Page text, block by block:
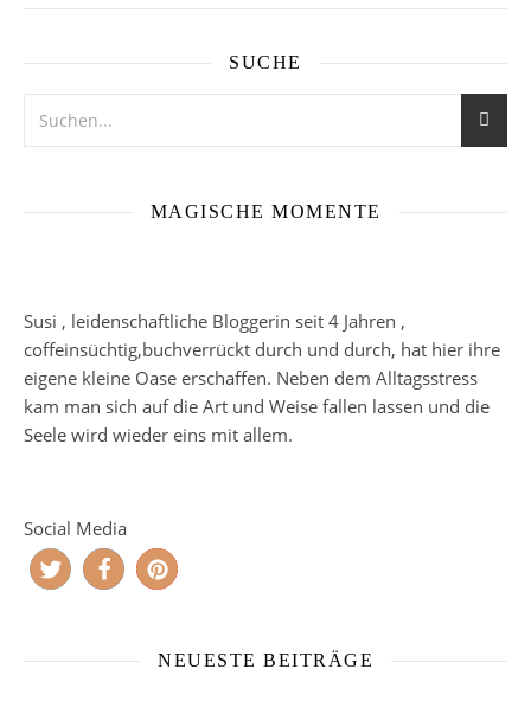
SUCHE
MAGISCHE MOMENTE
Susi , leidenschaftliche Bloggerin seit 4 Jahren ,
coffeinsüchtig,buchverrückt durch und durch, hat hier ihre
eigene kleine Oase erschaffen. Neben dem Alltagsstress
kam man sich auf die Art und Weise fallen lassen und die
Seele wird wieder eins mit allem.
Social Media
NEUESTE BEITRÄGE